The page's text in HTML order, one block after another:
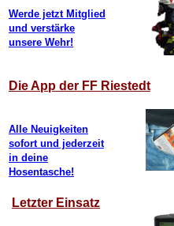
Werde jetzt Mitglied
und verstärke
unsere Wehr!
Die App der FF Riestedt
Alle Neuigkeiten
sofort und jederzeit
in deine
Hosentasche!
Letzter Einsatz